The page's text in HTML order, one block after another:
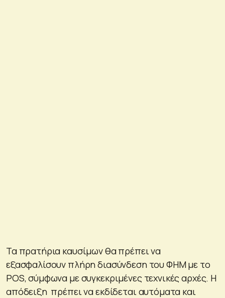
Τα πρατήρια καυσίμων θα πρέπει να
εξασφαλίσουν πλήρη διασύνδεση του ΦΗΜ με το
POS, σύμφωνα με συγκεκριμένες τεχνικές αρχές. Η
απόδειξη πρέπει να εκδίδεται αυτόματα και